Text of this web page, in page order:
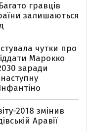
гравців
залишаються
чутки про
Марокко
заради
наступну
2018 змінив
Аравії